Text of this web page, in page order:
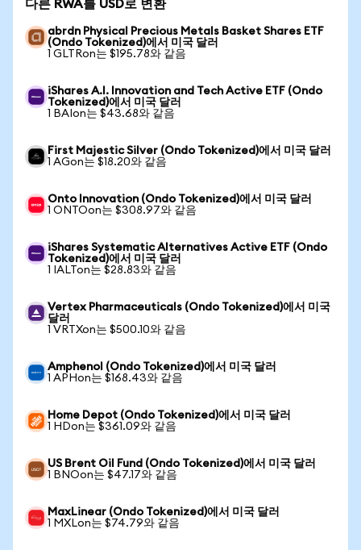
다른 RWA를 USD로 변환
abrdn Physical Precious Metals Basket Shares ETF
(Ondo Tokenized)에서 미국 달러
1 GLTRon는 $195.78와 같음
iShares A.I. Innovation and Tech Active ETF (Ondo
Tokenized)에서 미국 달러
1 BAIon는 $43.68와 같음
First Majestic Silver (Ondo Tokenized)에서 미국 달러
1 AGon는 $18.20와 같음
Onto Innovation (Ondo Tokenized)에서 미국 달러
1 ONTOon는 $308.97와 같음
iShares Systematic Alternatives Active ETF (Ondo
Tokenized)에서 미국 달러
1 IALTon는 $28.83와 같음
Vertex Pharmaceuticals (Ondo Tokenized)에서 미국
달러
1 VRTXon는 $500.10와 같음
Amphenol (Ondo Tokenized)에서 미국 달러
1 APHon는 $168.43와 같음
Home Depot (Ondo Tokenized)에서 미국 달러
1 HDon는 $361.09와 같음
US Brent Oil Fund (Ondo Tokenized)에서 미국 달러
1 BNOon는 $47.17와 같음
MaxLinear (Ondo Tokenized)에서 미국 달러
1 MXLon는 $74.79와 같음